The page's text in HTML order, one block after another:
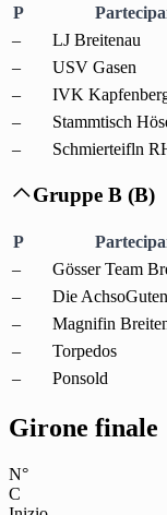
P
–
LJ Breitenau
–
USV Gasen
–
IVK
–
Stammtisch
–
Schmierteifln
 Gruppe B (B)
P
–
Gösser Team
–
Die AchsoGuten
–
Magnifin
–
Torpedos
–
Ponsold
Girone finale
N°
C